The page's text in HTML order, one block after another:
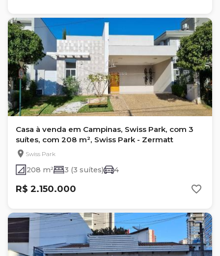
Casa à venda em Campinas, Swiss Park, com 3
suítes, com 208 m², Swiss Park - Zermatt
Swiss Park
208 m² 3 (3 suítes) 4
R$ 2.150.000